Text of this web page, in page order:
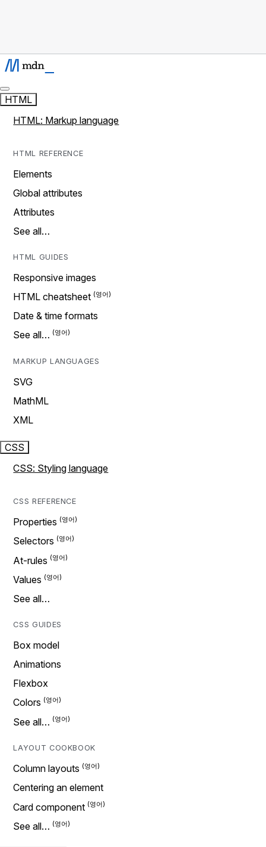
HTML
HTML: Markup language
HTML REFERENCE
Elements
Global attributes
Attributes
See all…
HTML GUIDES
Responsive images
HTML cheatsheet
Date & time formats
See all…
MARKUP LANGUAGES
SVG
MathML
XML
CSS
CSS: Styling language
CSS REFERENCE
Properties
Selectors
At-rules
Values
See all…
CSS GUIDES
Box model
Animations
Flexbox
Colors
See all…
LAYOUT COOKBOOK
Column layouts
Centering an element
Card component
See all…